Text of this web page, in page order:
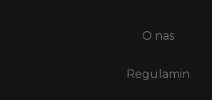
O nas
Regulamin